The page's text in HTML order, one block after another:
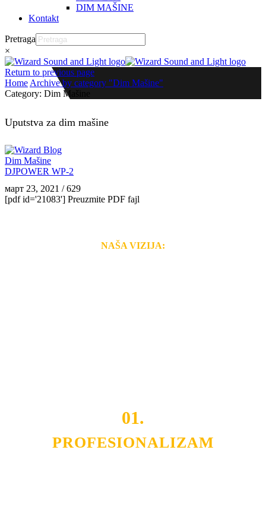
DIM MAŠINE
Kontakt
Pretraga
×
Return to previous page
Home Archive by category "Dim Mašine"
Category: Dim Mašine
Uputstva za dim mašine
Dim Mašine
DJPOWER WP-2
март 23, 2021 / 629
[pdf id='21083'] Preuzmite PDF fajl
NAŠA VIZIJA:
01.
PROFESIONALIZAM